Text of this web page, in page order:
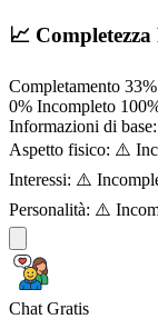
📈
Completamento 33%
0% Incompleto
Informazioni di base:
Aspetto fisico: ⚠️
Interessi: ⚠️
Personalità: ⚠️
Chat Gratis